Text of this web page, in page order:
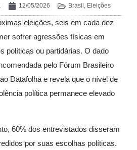
12/05/2026 Brasil , Eleições
eleições, seis em cada dez
sofrer agressões físicas em
políticas ou partidárias. O dado
pelo Fórum Brasileiro
Datafolha e revela que o nível de
política permanece elevado
60% dos entrevistados disseram
por suas escolhas políticas.